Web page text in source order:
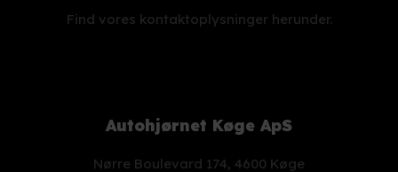
Find vores kontaktoplysninger herunder.
Autohjørnet Køge ApS
Nørre Boulevard 174, 4600 Køge